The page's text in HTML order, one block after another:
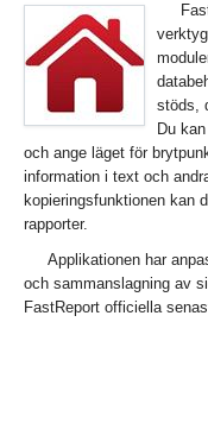
stöds,
Du
och ange läget för
information i text och
kopieringsfunktionen kan
rapporter.
Applikationen har
och sammanslagning av
FastReport officiella